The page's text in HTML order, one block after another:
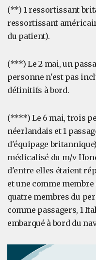
(**) 1 ressortissant
ressortissant
du patient).
(***) Le 2 mai, un
personne n'est pas
définitifs à bord.
(****) Le 6 mai, trois
néerlandais et 1
d'équipage
médicalisé du m/v
d'entre elles étaient
et une comme
quatre membres du
comme passagers, 1
embarqué à bord du